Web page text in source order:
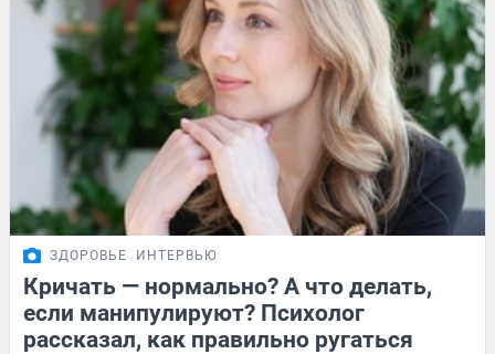
ЗДОРОВЬЕ ИНТЕРВЬЮ
Кричать — нормально? А что делать,
если манипулируют? Психолог
рассказал, как правильно ругаться